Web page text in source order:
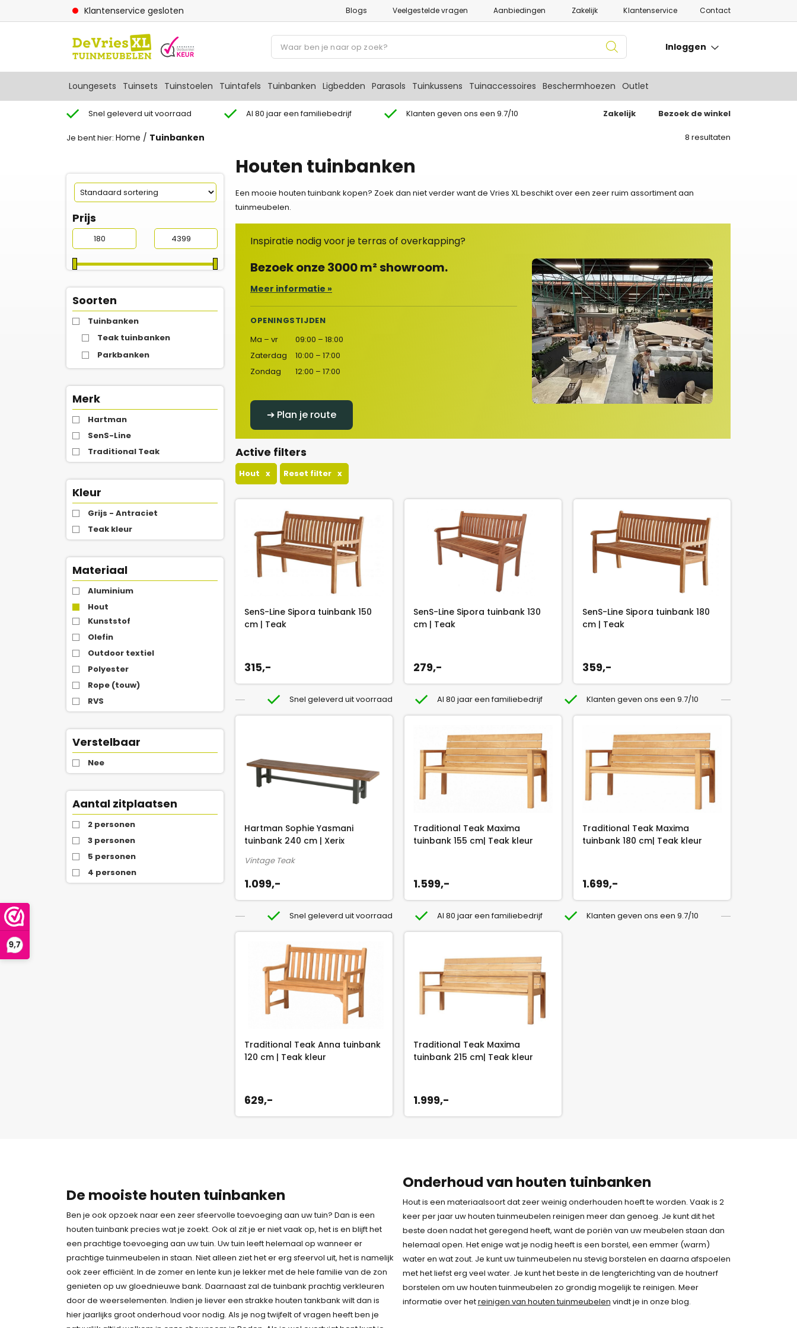
Klantenservice gesloten Blogs Veelgestelde vragen Aanbiedingen Zakelijk Klantenservice Contact
r
o
d
u
c
z
e
k
e
n
Inloggen
Loungesets Tuinsets Tuinstoelen Tuintafels Tuinbanken Ligbedden Parasols Tuinkussens Tuinaccessoires Beschermhoezen Outlet
Snel geleverd uit voorraad Al 80 jaar een familiebedrijf Klanten geven ons een 9.7/10 Zakelijk Bezoek de winkel
Je bent hier: Home / Tuinbanken 8 resultaten
Prijs
Soorten
Tuinbanken
Teak tuinbanken
Parkbanken
Merk
Hartman
SenS-Line
Traditional Teak
Kleur
Grijs - Antraciet
Teak kleur
Materiaal
Aluminium
Hout
Kunststof
Olefin
Outdoor textiel
Polyester
Rope (touw)
RVS
Wicker
Verstelbaar
Nee
Aantal zitplaatsen
2 personen
3 personen
5 personen
4 personen
Houten tuinbanken
Een mooie houten tuinbank kopen? Zoek dan niet verder want de Vries XL beschikt over een zeer ruim assortiment aan
tuinmeubelen.
Inspiratie nodig voor je terras of overkapping?
Bezoek onze 3000 m² showroom.
Meer informatie »
OPENINGSTIJDEN
Ma – vr
09:00 – 18:00
Zaterdag
10:00 – 17:00
Zondag
12:00 – 17:00
➔ Plan je route
Active filters
Hout x Reset filter x
SenS-Line Sipora tuinbank 150
cm | Teak
315,-
SenS-Line Sipora tuinbank 130
cm | Teak
279,-
SenS-Line Sipora tuinbank 180
cm | Teak
359,-
Snel geleverd uit voorraad Al 80 jaar een familiebedrijf Klanten geven ons een 9.7/10
Hartman Sophie Yasmani
tuinbank 240 cm | Xerix
Vintage Teak
1.099,-
Traditional Teak Maxima
tuinbank 155 cm| Teak kleur
1.599,-
Traditional Teak Maxima
tuinbank 180 cm| Teak kleur
1.699,-
Snel geleverd uit voorraad Al 80 jaar een familiebedrijf Klanten geven ons een 9.7/10
Traditional Teak Anna tuinbank
120 cm | Teak kleur
629,-
Traditional Teak Maxima
tuinbank 215 cm| Teak kleur
1.999,-
De mooiste houten tuinbanken
Ben je ook opzoek naar een zeer sfeervolle toevoeging aan uw tuin? Dan is een
houten tuinbank precies wat je zoekt. Ook al zit je er niet vaak op, het is en blijft het
een prachtige toevoeging aan uw tuin. Uw tuin leeft helemaal op wanneer er
prachtige tuinmeubelen in staan. Niet alleen ziet het er erg sfeervol uit, het is namelijk
ook zeer efficiënt. In de zomer en lente kun je lekker met de hele familie van de zon
genieten op uw gloednieuwe bank. Daarnaast zal de tuinbank prachtig verkleuren
door de weerselementen. Indien je liever een strakke houten tankbank wilt dan is
hier jaarlijks groot onderhoud voor nodig. Als je nog twijfelt of vragen heeft ben je
Onderhoud van houten tuinbanken
Hout is een materiaalsoort dat zeer weinig onderhouden hoeft te worden. Vaak is 2
keer per jaar uw houten tuinmeubelen reinigen meer dan genoeg. Je kunt dit het
beste doen nadat het geregend heeft, want de poriën van uw meubelen staan dan
helemaal open. Het enige wat je nodig heeft is een borstel, een emmer (warm)
water en wat zout. Je kunt uw tuinmeubelen nu stevig borstelen en daarna afspoelen
met het liefst erg veel water. Je kunt het beste in de lengterichting van de houtnerf
borstelen om uw houten tuinmeubelen zo grondig mogelijk te reinigen. Meer
informatie over hetreinigen van houten tuinmeubelen vindt je in onze blog.